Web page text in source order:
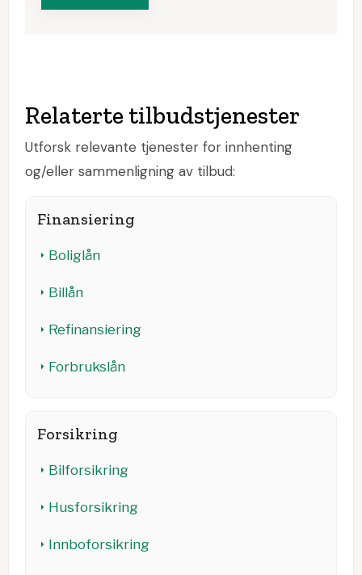
Relaterte tilbudstjenester
Utforsk relevante tjenester for innhenting
og/eller sammenligning av tilbud:
Finansiering
Boliglån
Billån
Refinansiering
Forbrukslån
Forsikring
Bilforsikring
Husforsikring
Innboforsikring